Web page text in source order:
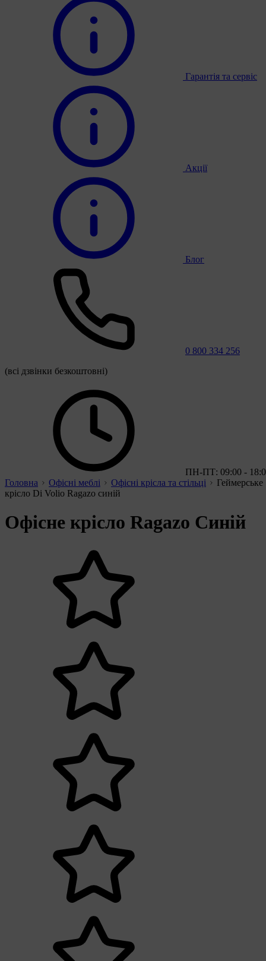
Гарантія та сервіс
Акції
Блог
0 800 334 256
(всі дзвінки безкоштовні)
ПН-ПТ: 09:00 -
Головна
Офісні меблі Офісні крісла та стільці
Геймерське
крісло Di Volio Ragazo синій
Офісне крісло Ragazo Синій